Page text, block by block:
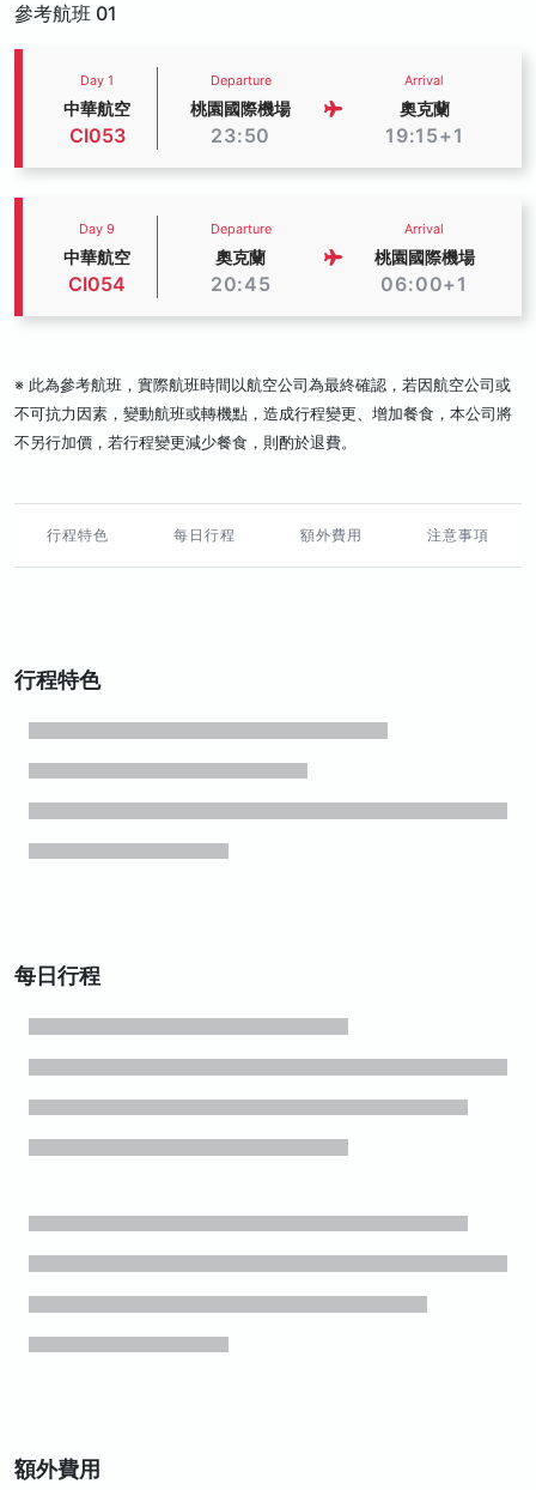
參考航班 01
Day 1
中華航空
CI053
Departure
桃園國際機場
23:50
Arrival
奧克蘭
19:15+1
Day 9
中華航空
CI054
Departure
奧克蘭
20:45
Arrival
桃園國際機場
06:00+1
※ 此為參考航班，實際航班時間以航空公司為最終確認，若因航空公司或
不可抗力因素，變動航班或轉機點，造成行程變更、增加餐食，本公司將
不另行加價，若行程變更減少餐食，則酌於退費。
行程特色 每日行程 額外費用 注意事項
行程特色
每日行程
額外費用